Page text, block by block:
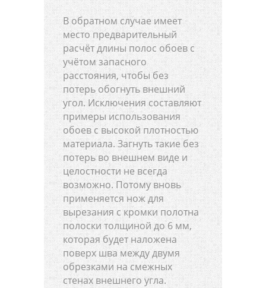
В обратном случае имеет
место предварительный
расчёт длины полос обоев с
учётом запасного
расстояния, чтобы без
потерь обогнуть внешний
угол. Исключения составляют
примеры использования
обоев с высокой плотностью
материала. Загнуть такие без
потерь во внешнем виде и
целостности не всегда
возможно. Потому вновь
применяется нож для
вырезания с кромки полотна
полоски толщиной до 6 мм,
которая будет наложена
поверх шва между двумя
обрезками на смежных
стенах внешнего угла.